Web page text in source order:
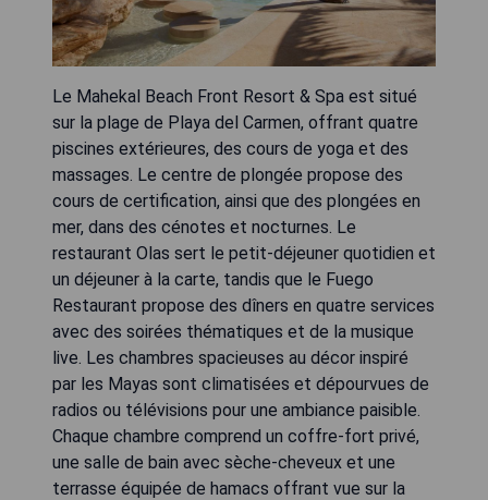
Le Mahekal Beach Front Resort & Spa est situé
sur la plage de Playa del Carmen, offrant quatre
piscines extérieures, des cours de yoga et des
massages. Le centre de plongée propose des
cours de certification, ainsi que des plongées en
mer, dans des cénotes et nocturnes. Le
restaurant Olas sert le petit-déjeuner quotidien et
un déjeuner à la carte, tandis que le Fuego
Restaurant propose des dîners en quatre services
avec des soirées thématiques et de la musique
live. Les chambres spacieuses au décor inspiré
par les Mayas sont climatisées et dépourvues de
radios ou télévisions pour une ambiance paisible.
Chaque chambre comprend un coffre-fort privé,
une salle de bain avec sèche-cheveux et une
terrasse équipée de hamacs offrant vue sur la